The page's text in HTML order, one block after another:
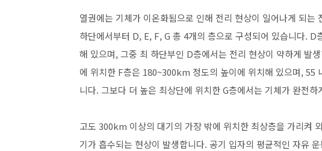
열권에는 기체가 이온화됨으로 인해 전리 현상이 일어나게 되
하단에서부터 D, E, F, G 총 4개의 층으로 구성되어 있습니다.
해 있으며, 그중 최 하단부인 D층에서는 전리 현상이 약하게 발
에 위치한 F층은 180~300km 정도의 높이에 위치해 있으며, 55
니다. 그보다 더 높은 최상단에 위치한 G층에서는 기체가 완전하
고도 300km 이상의 대기의 가장 밖에 위치한 최상층을 가리켜
기가 흡수되는 현상이 발생합니다. 공기 입자의 평균적인 자유